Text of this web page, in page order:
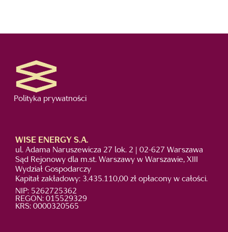
Polityka prywatności
WISE ENERGY S.A.
ul. Adama Naruszewicza 27 lok. 2 | 02-627 Warszawa
Sąd Rejonowy dla m.st. Warszawy w Warszawie, XIII
Wydział Gospodarczy
Kapitał zakładowy: 3.435.110,00 zł opłacony w całości.
NIP: 5262725362
REGON: 015529329
KRS: 0000320565